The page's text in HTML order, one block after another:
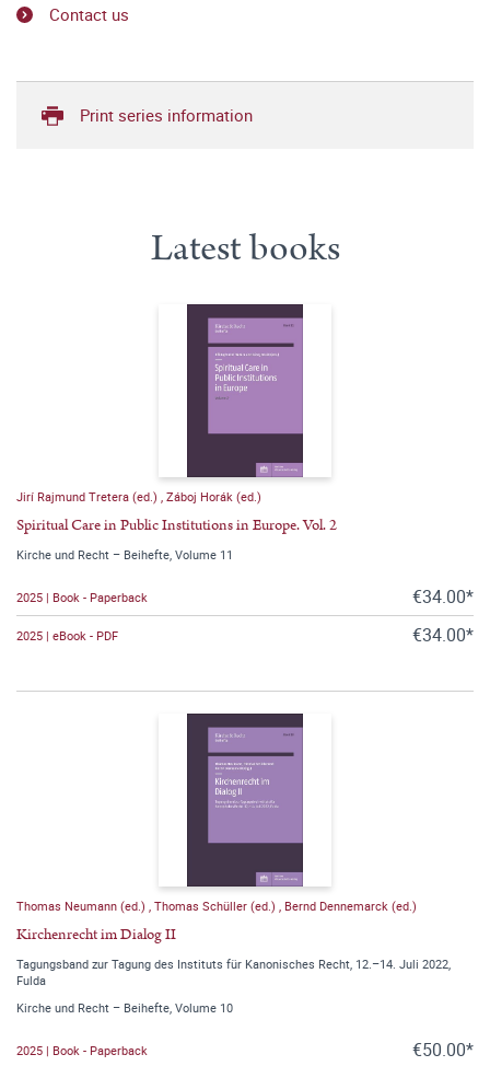
Contact us
Print series information
Latest books
Jirí Rajmund Tretera (ed.) , Záboj Horák (ed.)
Spiritual Care in Public Institutions in Europe. Vol. 2
Kirche und Recht – Beihefte, Volume 11
2025 | Book - Paperback €34.00*
2025 | eBook - PDF €34.00*
Thomas Neumann (ed.) , Thomas Schüller (ed.) , Bernd Dennemarck (ed.)
Kirchenrecht im Dialog II
Tagungsband zur Tagung des Instituts für Kanonisches Recht, 12.–14. Juli 2022,
Fulda
Kirche und Recht – Beihefte, Volume 10
2025 | Book - Paperback €50.00*